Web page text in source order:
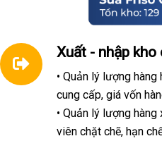
Xuất - nhập kho
• Quản lý lượng
cung cấp, giá vốn
• Quản lý lượng
viên chặt chẽ, hạn